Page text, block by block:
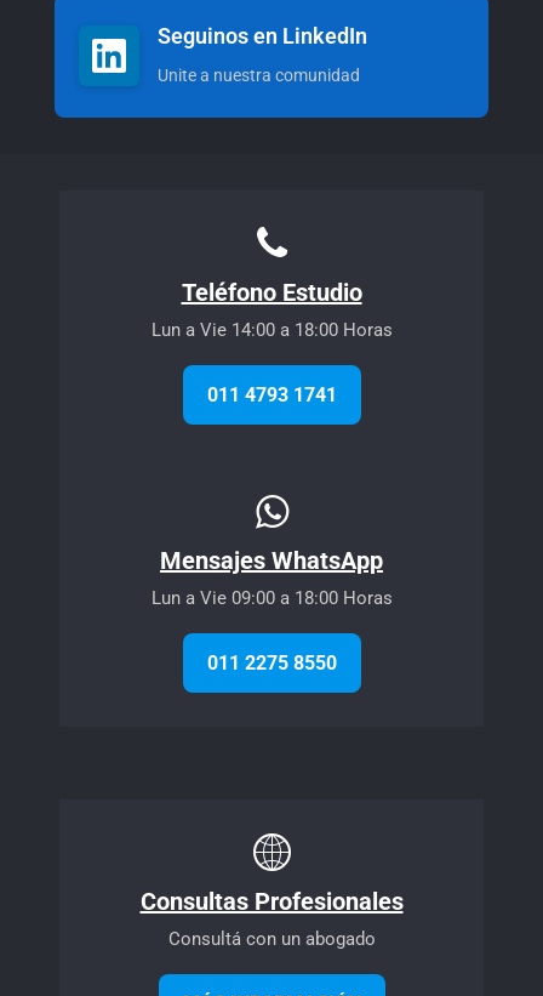
Seguinos en LinkedIn
Unite a nuestra comunidad
Teléfono Estudio
Lun a Vie 14:00 a 18:00 Horas
011 4793 1741
Mensajes WhatsApp
Lun a Vie 09:00 a 18:00 Horas
011 2275 8550
Consultas Profesionales
Consultá con un abogado